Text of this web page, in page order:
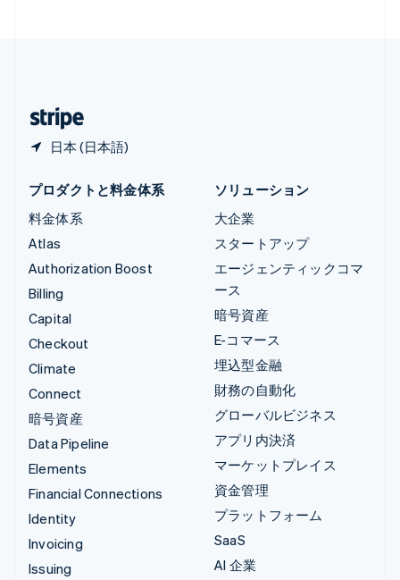
日本 (日本語)
プロダクトと料金体系
料金体系
Atlas
Authorization Boost
Billing
Capital
Checkout
Climate
Connect
暗号資産
Data Pipeline
Elements
Financial Connections
Identity
Invoicing
Issuing
ソリューション
大企業
スタートアップ
エージェンティックコマ
ース
暗号資産
E-コマース
埋込型金融
財務の自動化
グローバルビジネス
アプリ内決済
マーケットプレイス
資金管理
プラットフォーム
SaaS
AI 企業